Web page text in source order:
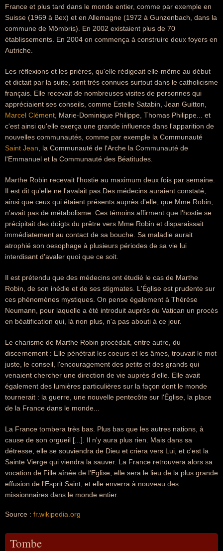
France et plus tard dans le monde entier, comme par exemple en
Suisse (1969 à Bex) et en Allemagne (1972 à Gunzenbach, dans la
commune de Mömbris). En 2002 existaient plus de 70
établissements. En 2004 on commença à construire deux foyers en
Autriche.
Les réflexions et les prières, qu'elle rédigeait elle-même au début
et dictait par la suite, sont très connues surtout dans le catholicisme
français. Elle recevait de nombreuses visites de personnes qui
appréciaient ses conseils, comme Estelle Satabin, Jean Guitton,
Marcel Clément , Marie-Dominique Philippe, Thomas Philippe... et
c'est ainsi qu'elle exerça une grande influence dans l'apparition de
nouvelles communautés, comme par exemple la Communauté
Saint Jean , la Communauté de l'Arche la Communauté de
l'Emmanuel et la Communauté des Béatitudes.
Marthe Robin recevait l'hostie au maximum deux fois par semaine.
Il est dit qu'elle ne l'avalait pas.Des médecins auraient constaté,
ainsi que ceux qui étaient présents auprès d'elle, que Mme Robin,
n'avait pas de métabolisme. Ces témoins affirment que l'hostie se
précipitait des doigts du prêtre vers Mme Robin et disparaissait
immédiatement au contact de sa bouche. Sa maladie aurait
atrophié son oesophage à plusieurs périodes de sa vie lui
interdisant d'avaler quoi que ce soit.
Il est prétendu que des médecins ont étudié le cas de Marthe
Robin, de son inédie et de ses stigmates. L'Église est prudente sur
ces phénomènes mystiques. On pense également à Thérèse
Neumann, pour laquelle a été introduit auprès du Vatican un procès
en béatification qui, là non plus, n'a pas abouti à ce jour.
Le charisme de Marthe Robin procédait, entre autre, du
discernement : Elle pénétrait les coeurs et les âmes, trouvait le mot
juste, le conseil, l'encouragement des petits et des grands qui
venaient chercher une direction de vie auprès d'elle. Elle avait
également des lumières particulières sur la façon dont le monde
tournerait : la guerre, une nouvelle pentecôte sur l'Église, la place
de la France dans le monde...
La France tombera très bas. Plus bas que les autres nations, à
cause de son orgueil [...]. Il n'y aura plus rien. Mais dans sa
détresse, elle se souviendra de Dieu et criera vers Lui, et c'est la
Sainte Vierge qui viendra la sauver. La France retrouvera alors sa
vocation de Fille aînée de l'Eglise, elle sera le lieu de la plus grande
effusion de l'Esprit Saint, et elle enverra à nouveau des
missionnaires dans le monde entier.
Source : fr.wikipedia.org
Tombe